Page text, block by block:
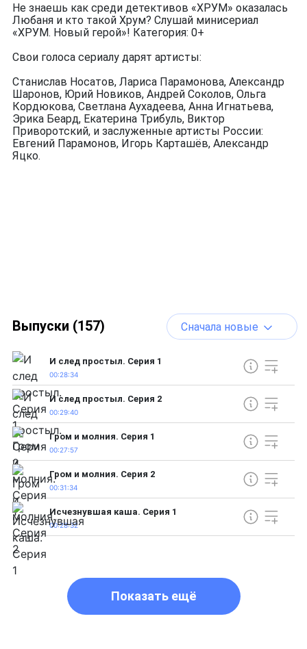
Не знаешь как среди детективов «ХРУМ» оказалась
Любаня и кто такой Хрум? Слушай минисериал
«ХРУМ. Новый герой»! Категория: 0+
Свои голоса сериалу дарят артисты:
Станислав Носатов, Лариса Парамонова, Александр
Шаронов, Юрий Новиков, Андрей Соколов, Ольга
Кордюкова, Светлана Аухадеева, Анна Игнатьева,
Эрика Беард, Екатерина Трибуль, Виктор
Приворотский, и заслуженные артисты России:
Евгений Парамонов, Игорь Карташёв, Александр
Яцко.
Выпуски (157) Сначала новые
И след простыл. Серия 1
00:28:34
И след простыл. Серия 2
00:29:40
Гром и молния. Серия 1
00:27:57
Гром и молния. Серия 2
00:31:34
Исчезнувшая каша. Серия 1
00:28:32
Показать ещё